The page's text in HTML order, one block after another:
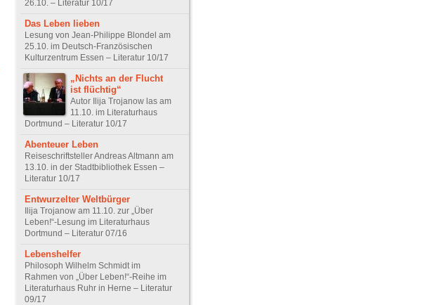
26.10. – Literatur 10/17
Das Leben lieben
Lesung von Jean-Philippe Blondel am
25.10. im Deutsch-Französischen
Kulturzentrum Essen – Literatur 10/17
„Nichts an der Flucht
ist flüchtig“
Autor Ilija Trojanow las am
11.10. im Literaturhaus
Dortmund – Literatur 10/17
Abenteuer Leben
Reiseschriftsteller Andreas Altmann am
13.10. in der Stadtbibliothek Essen –
Literatur 10/17
Entwurzelter Weltbürger
Ilija Trojanow am 11.10. zur „Über
Leben!“-Lesung im Literaturhaus
Dortmund – Literatur 07/16
Lebenshelfer
Philosoph Wilhelm Schmidt im
Rahmen von „Über Leben!“-Reihe im
Literaturhaus Ruhr in Herne – Literatur
09/17